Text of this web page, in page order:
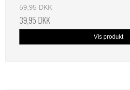
59,95 DKK
39,95 DKK
Vis produkt